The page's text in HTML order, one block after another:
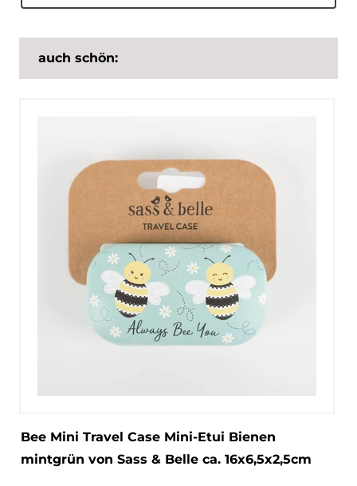
auch schön:
Bee Mini Travel Case Mini-Etui Bienen
mintgrün von Sass & Belle ca. 16x6,5x2,5cm